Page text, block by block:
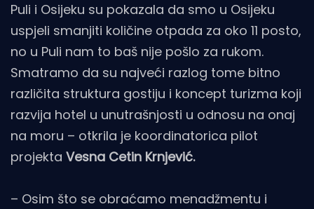
Puli i Osijeku su pokazala da smo u Osijeku
uspjeli smanjiti količine otpada za oko 11 posto,
no u Puli nam to baš nije pošlo za rukom.
Smatramo da su najveći razlog tome bitno
različita struktura gostiju i koncept turizma koji
razvija hotel u unutrašnjosti u odnosu na onaj
na moru – otkrila je koordinatorica pilot
projekta Vesna Cetin Krnjević.
– Osim što se obraćamo menadžmentu i